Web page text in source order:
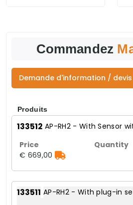
Commandez
Demande d'information / devis
Produits
133512 AP-RH2 - With Sensor
€ 669,00
133511 AP-RH2 - With plug-in